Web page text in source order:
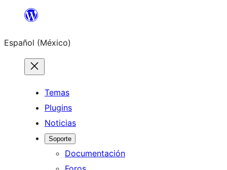
Saltar
contenido
Español (México)
Temas
Plugins
Noticias
Soporte
Documentación